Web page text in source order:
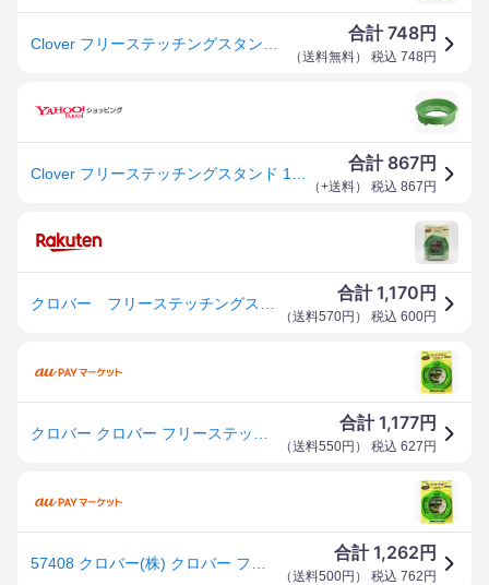
合計748円
（送料無料） 税込 748 円
合計 867円
（+送料） 税込 867 円
合計1,170 円
（送料570円 ） 税込 600円
合計1,177円
（送料550円 ） 税込 627 円
合計1,262 円
（送料500円 ） 税込 762 円